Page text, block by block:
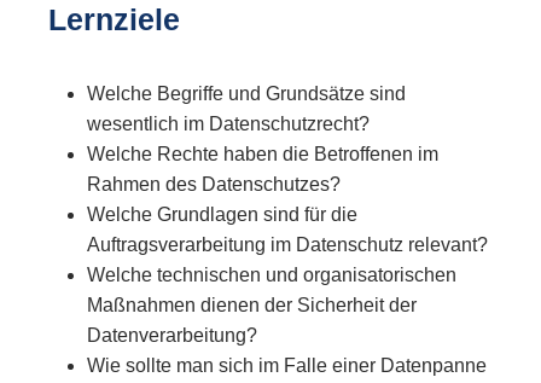
Lernziele
Welche Begriffe und Grundsätze sind
wesentlich im Datenschutzrecht?
Welche Rechte haben die Betroffenen im
Rahmen des Datenschutzes?
Welche Grundlagen sind für die
Auftragsverarbeitung im Datenschutz relevant?
Welche technischen und organisatorischen
Maßnahmen dienen der Sicherheit der
Datenverarbeitung?
Wie sollte man sich im Falle einer Datenpanne